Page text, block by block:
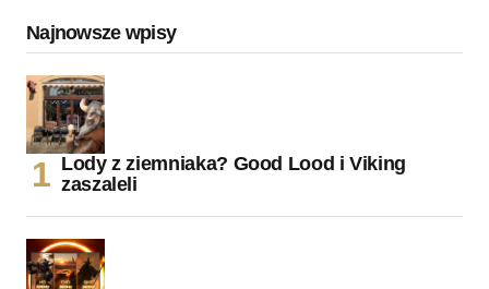
Najnowsze wpisy
Lody z ziemniaka? Good Lood i Viking
zaszaleli